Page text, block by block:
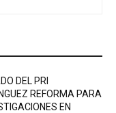
DEL PRI
REFORMA PARA
EN